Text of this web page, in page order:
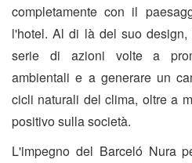
completamente con il
l'hotel. Al di là del suo
serie di azioni volte a
ambientali e a generare un
cicli naturali del clima, oltre a
positivo sulla società.
L'impegno del Barceló Nura